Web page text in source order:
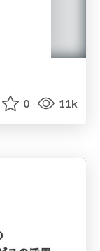
0 11k